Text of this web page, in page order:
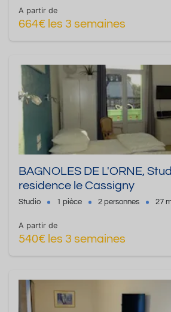
A partir de
664€ les 3 semaines
BAGNOLES DE L'ORNE,
residence le Cassigny
Studio 1 pièce 2 personnes 27
A partir de
540€ les 3 semaines